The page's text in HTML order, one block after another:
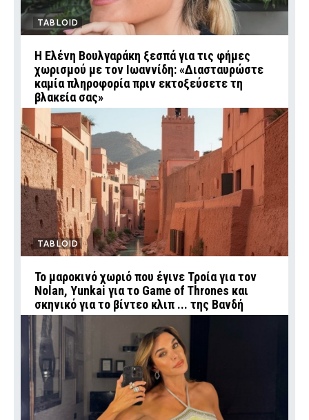
TABLOID
Η Ελένη Βουλγαράκη ξεσπά για τις φήμες
χωρισμού με τον Ιωαννίδη: «Διασταυρώστε
καμία πληροφορία πριν εκτοξεύσετε τη
βλακεία σας»
TABLOID
Το μαροκινό χωριό που έγινε Τροία για τον
Nolan, Yunkai για το Game of Thrones και
σκηνικό για το βίντεο κλιπ ... της Βανδή